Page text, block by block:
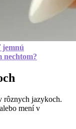
jemnú
rôznych jazykoch.
mení v